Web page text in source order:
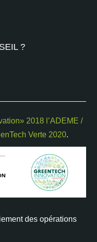
?
2018 l’ADEME /
Verte 2020.
des opérations